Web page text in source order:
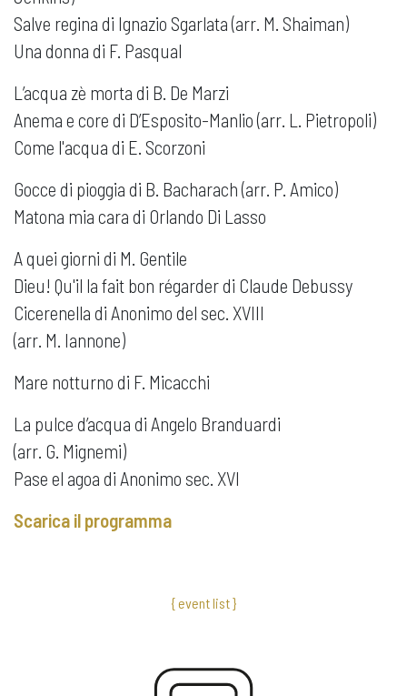
Salve regina di Ignazio Sgarlata (arr. M. Shaiman)
Una donna di F. Pasqual
L’acqua zè morta di B. De Marzi
Anema e core di D’Esposito-Manlio (arr. L. Pietropoli)
Come l'acqua di E. Scorzoni
Gocce di pioggia di B. Bacharach (arr. P. Amico)
Matona mia cara di Orlando Di Lasso
A quei giorni di M. Gentile
Dieu! Qu'il la fait bon régarder di Claude Debussy
Cicerenella di Anonimo del sec. XVIII
(arr. M. Iannone)
Mare notturno di F. Micacchi
La pulce d’acqua di Angelo Branduardi
(arr. G. Mignemi)
Pase el agoa di Anonimo sec. XVI
Scarica il programma
{ event list }